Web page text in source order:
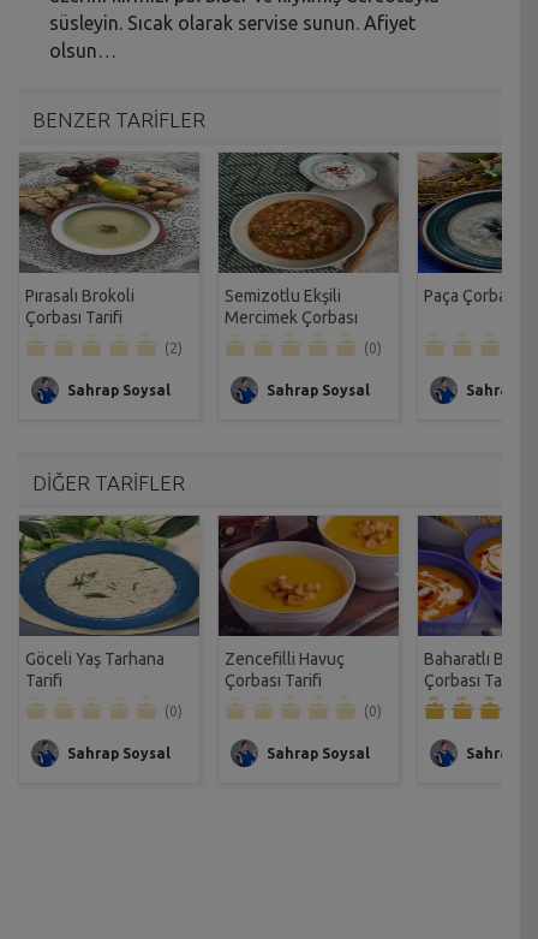
süsleyin. Sıcak olarak servise sunun. Afiyet
olsun…
BENZER TARİFLER
Pırasalı Brokoli
Çorbası Tarifi
(2)
Sahrap Soysal
Semizotlu Ekşili
Mercimek Çorbası
Tarifi
(0)
Sahrap Soysal
Paça Çorbası
Sahrap
DİĞER TARİFLER
Göceli Yaş Tarhana
Tarifi
(0)
Sahrap Soysal
Zencefilli Havuç
Çorbası Tarifi
(0)
Sahrap Soysal
Baharatlı
Çorbası Tarifi
Sahrap